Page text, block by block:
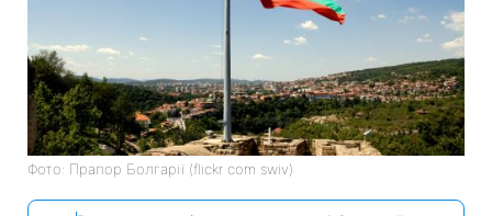
Фото: Прапор Болгарії (flickr com swiv)